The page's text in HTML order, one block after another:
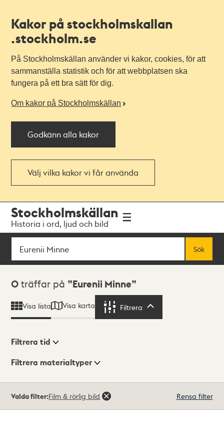
Kakor på stockholmskallan
.stockholm.se
På Stockholmskällan använder vi kakor, cookies, för att
sammanställa statistik och för att webbplatsen ska
fungera på ett bra sätt för dig.
Om kakor på Stockholmskällan
Godkänn alla kakor
Välj vilka kakor vi får använda
navigationen
huvudinnehållet
Stockholmskällan
Historia i ord, ljud och bild
Sök
Sök
Sökresultat
0 träffar på Eurenii Minne
Visa lista Visa karta Filtrera
Visningsläge
Filtrera tid
Filtrera materialtyper
träffar
Valda filter:Film & rörlig bild Rensa filter